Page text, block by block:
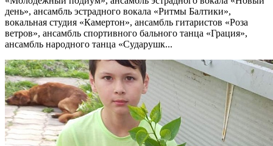
день», ансамбль эстрадного вокала «Ритмы Балтики»,
вокальная студия «Камертон», ансамбль гитаристов «Роза
ветров», ансамбль спортивного бального танца «Грация»,
ансамбль народного танца «Сударушк...